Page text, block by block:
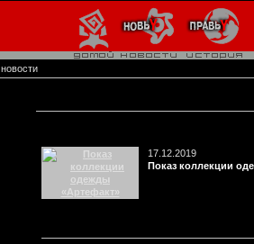
новости
17.12.2019
Показ коллекции